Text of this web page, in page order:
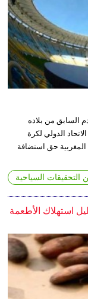
السابق من بلاده
2030 في حال قرر الاتحاد الدولي لكرة
المغربية حق استضافة
التحقيقات السياحية
استهلاك الأطعمة